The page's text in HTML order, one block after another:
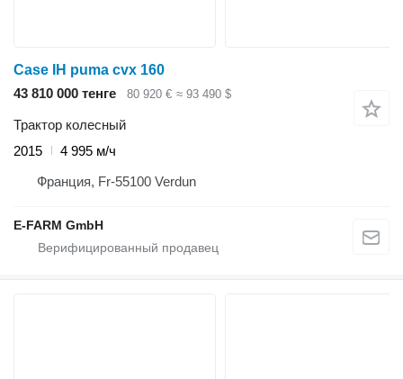
Case IH puma cvx 160
43 810 000 тенге
80 920 € ≈ 93 490 $
Трактор колесный
2015
4 995 м/ч
Франция, Fr-55100 Verdun
E-FARM GmbH